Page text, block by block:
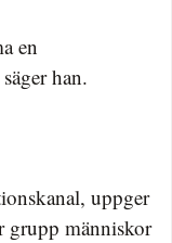
en
han.
uppger
grupp människor